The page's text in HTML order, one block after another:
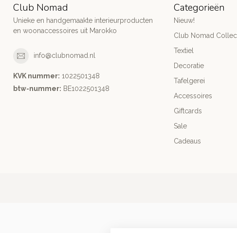
Club Nomad
Unieke en handgemaakte interieurproducten
en woonaccessoires uit Marokko
info@clubnomad.nl
KVK nummer: 1022501348
btw-nummer: BE1022501348
Categorieën
Nieuw!
Club Nomad
Textiel
Decoratie
Tafelgerei
Accessoires
Giftcards
Sale
Cadeaus